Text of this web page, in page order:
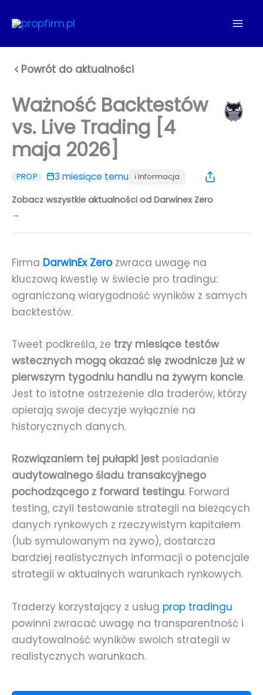
do
Powrót do aktualności
Ważność Backtestów
vs. Live Trading [4
maja 2026]
PROP 3 miesiące temu ℹ️ Informacja
Zobacz wszystkie aktualności od Darwinex Zero
→
Firma DarwinEx Zerozwraca uwagę na
kluczową kwestię w świecie pro tradingu:
ograniczoną wiarygodność wyników z samych
backtestów.
Tweet podkreśla, że trzy miesiące testów
wstecznych mogą okazać się zwodnicze już w
pierwszym tygodniu handlu na żywym koncie.
Jest to istotne ostrzeżenie dla traderów, którzy
opierają swoje decyzje wyłącznie na
historycznych danych.
Rozwiązaniem tej pułapki jest posiadanie
audytowalnego śladu transakcyjnego
pochodzącego z forward testingu. Forward
testing, czyli testowanie strategii na bieżących
danych rynkowych z rzeczywistym kapitałem
(lub symulowanym na żywo), dostarcza
bardziej realistycznych informacji o potencjale
strategii w aktualnych warunkach rynkowych.
Traderzy korzystający z usług prop tradingu
powinni zwracać uwagę na transparentność i
audytowalność wyników swoich strategii w
realistycznych warunkach.